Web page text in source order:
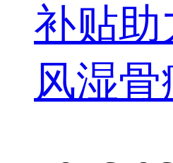
补贴助
风湿骨